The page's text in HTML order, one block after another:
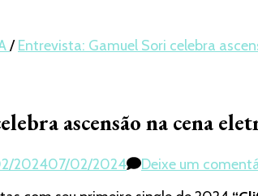
/ Entrevista: Gamuel Sori celebra
ascensão na cena
202407/02/2024 Deixe um